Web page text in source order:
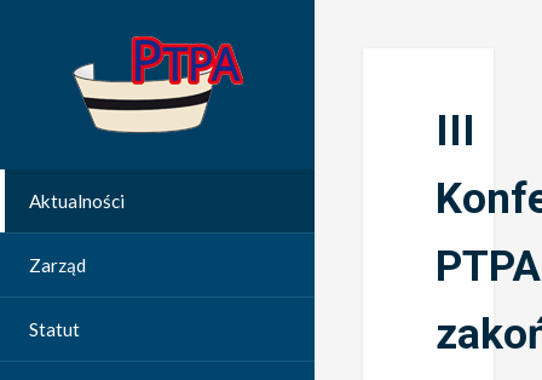
Aktualności
Zarząd
Statut
III
PTPA